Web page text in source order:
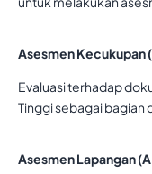
Asesmen Kecukupan
Evaluasi terhadap
Tinggi sebagai bagian
Asesmen Lapangan